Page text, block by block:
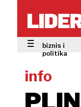
biznis i
politika
info